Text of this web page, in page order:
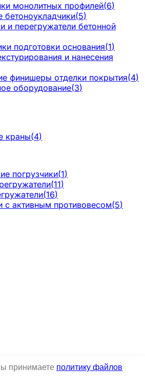
монолитных профилей(6)
бетоноукладчики(5)
и перегружатели бетонной
подготовки основания(1)
и нанесения
финишеры отделки покрытия(4)
оборудование(3)
краны(4)
погрузчики(1)
(11)
(16)
с активным противовесом(5)
принимаете политику файлов